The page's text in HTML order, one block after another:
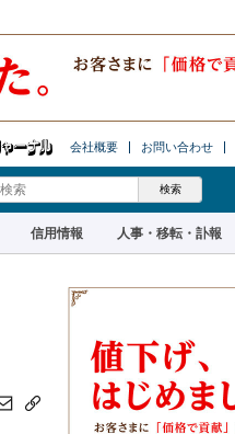
会社概要 お問い合わせ
信用情報 人事・移転・訃報